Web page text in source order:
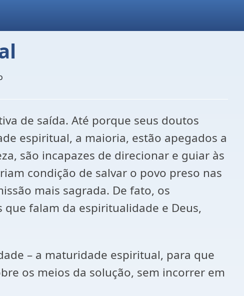
de saída. Até porque seus doutos
espiritual, a maioria, estão apegados a
são incapazes de direcionar e guiar às
condição de salvar o povo preso nas
mais sagrada. De fato, os
falam da espiritualidade e Deus,
– a maturidade espiritual, para que
os meios da solução, sem incorrer em